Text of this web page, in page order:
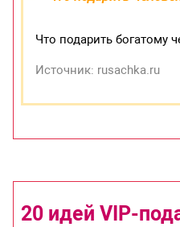
Что подарить богатому
Источник: rusachka.ru
20 идей VIP-